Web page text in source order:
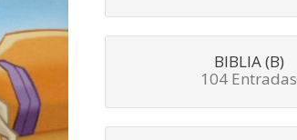
BIBLIA (B)
104 Entradas